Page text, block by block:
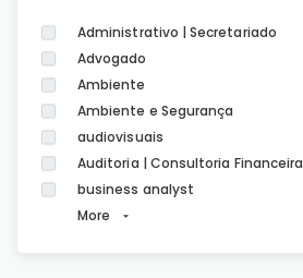
Administrativo | Secretariado
Advogado
Ambiente
Ambiente e Segurança
audiovisuais
Auditoria | Consultoria Financeira
business analyst
More